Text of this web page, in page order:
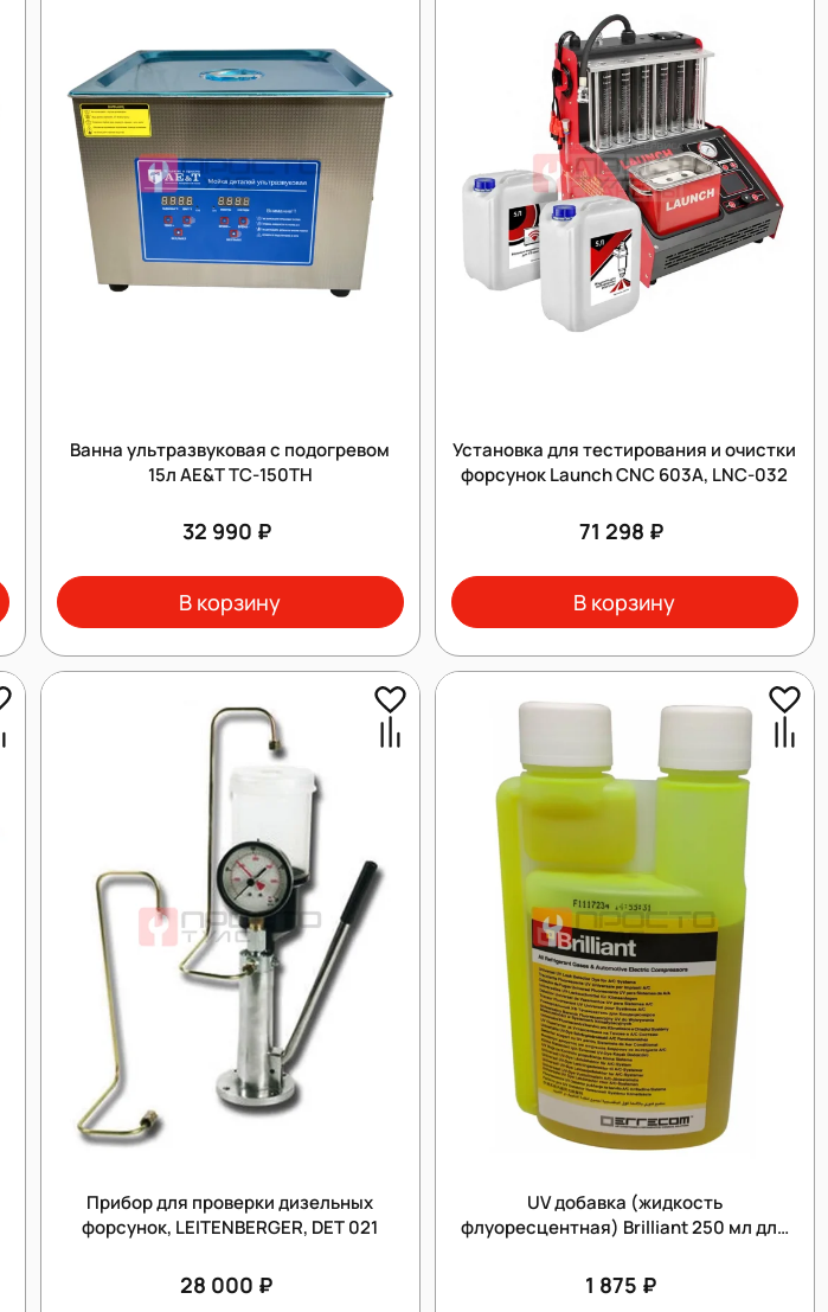
Ванна ультразвуковая с подогревом
15л AE&T TC-150TH
32 990 ₽
В корзину
Установка для тестирования и очистки
форсунок Launch CNC 603A, LNC-032
71 298 ₽
В корзину
Прибор для проверки дизельных
форсунок, LEITENBERGER, DET 021
28 000 ₽
UV добавка (жидкость
флуоресцентная) Brilliant 250 мл для
1 875 ₽